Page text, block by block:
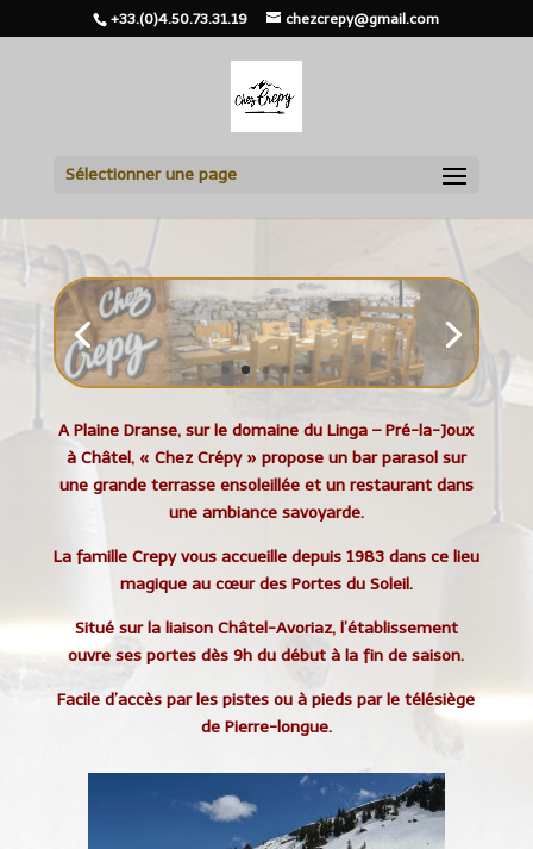
+33.(0)4.50.73.31.19 chezcrepy@gmail.com
Sélectionner une page
A Plaine Dranse, sur le domaine du Linga – Pré-la-Joux
à Châtel, « Chez Crépy » propose un bar parasol sur
une grande terrasse ensoleillée et un restaurant dans
une ambiance savoyarde.
La famille Crepy vous accueille depuis 1983 dans ce lieu
magique au cœur des Portes du Soleil.
Situé sur la liaison Châtel-Avoriaz, l’établissement
ouvre ses portes dès 9h du début à la fin de saison.
Facile d’accès par les pistes ou à pieds par le télésiège
de Pierre-longue.